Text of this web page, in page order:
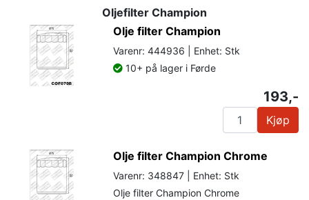
Oljefilter Champion
Olje filter Champion
Varenr: 444936 | Enhet: Stk
10+ på lager i Førde
193,-
Kjøp
Olje filter Champion Chrome
Varenr: 348847 | Enhet: Stk
Olje filter Champion Chrome